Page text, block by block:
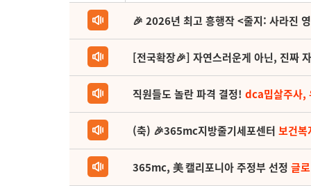
🎉 2026년 최고 흥행작 <줄지: 사라진
[전국확장🎉] 자연스러운게 아닌, 진짜
직원들도 놀란 파격 결정! dca밉살주사,
(축) 🎉365mc지방줄기세포센터 보건
365mc, 美 캘리포니아 주정부 선정 글